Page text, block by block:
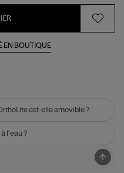
EN BOUTIQUE
est-elle amovible ?
l'eau ?